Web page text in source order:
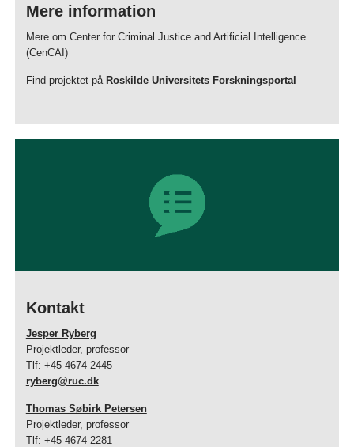
Mere information
Mere om Center for Criminal Justice and Artificial Intelligence
(CenCAI)
Find projektet på Roskilde Universitets Forskningsportal
Kontakt
Jesper Ryberg
Projektleder, professor
Tlf: +45 4674 2445
ryberg@ruc.dk
Thomas Søbirk Petersen
Projektleder, professor
Tlf: +45 4674 2281